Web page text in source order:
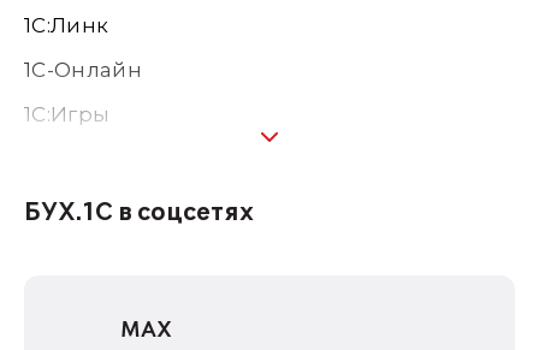
1С:Линк
1С-Онлайн
1C:Игры
1С:Консалтинг
1С:Дистрибьюция
БУХ.1С в соцсетях
MAX